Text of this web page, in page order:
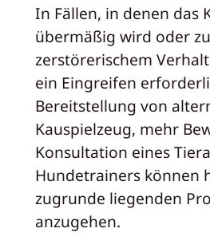
In Fällen, in denen das
übermäßig wird oder zu
zerstörerischem
ein Eingreifen
Bereitstellung von
Kauspielzeug, mehr
Konsultation eines
Hundetrainers können
zugrunde liegenden
anzugehen.